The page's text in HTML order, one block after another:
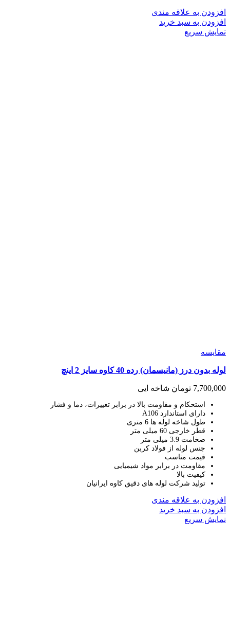
افزودن به علاقه مندی
افزودن به سبد خرید
نمایش سریع
مقايسه
لوله بدون درز (مانیسمان) رده 40 کاوه سایز 2 اینچ
7,700,000 تومان شاخه ایی
استحکام و مقاومت بالا در برابر تغییرات، دما و فشار
دارای استاندارد A106
طول شاخه لوله ها 6 متری
قطر خارجی 60 میلی متر
ضخامت 3.9 میلی متر
جنس لوله از فولاد کربن
قیمت مناسب
مقاومت در برابر مواد شیمیایی
کیفیت بالا
تولید شرکت لوله های دقیق کاوه ایرانیان
افزودن به علاقه مندی
افزودن به سبد خرید
نمایش سریع